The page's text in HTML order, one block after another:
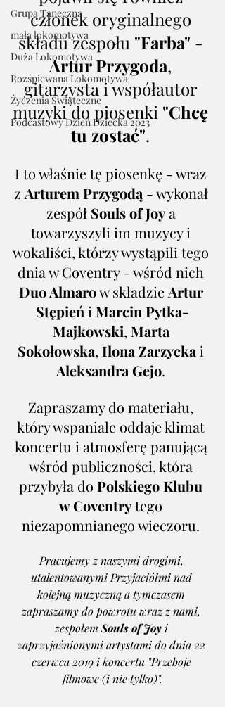
Grupa Taneczna
mała lokomotywa
Duża Lokomotywa
Rozśpiewana Lokomotywa
Życzenia Świąteczne
Podcastowy Dzień Dziecka 2023
członek oryginalnego
składu zespołu "Farba" -
Artur Przygoda,
gitarzysta i współautor
muzyki do piosenki "Chcę
tu zostać".
I to właśnie tę piosenkę - wraz
z Arturem Przygodą - wykonał
zespół Souls of Joy a
towarzyszyli im muzycy i
wokaliści, którzy wystąpili tego
dnia w Coventry - wśród nich
Duo Almaro w składzie Artur
Stępień i Marcin Pytka-
Majkowski, Marta
Sokołowska, Ilona Zarzycka i
Aleksandra Gejo.
Zapraszamy do materiału,
który wspaniale oddaje klimat
koncertu i atmosferę panującą
wśród publiczności, która
przybyła do Polskiego Klubu
w Coventry tego
niezapomnianego wieczoru.
Pracujemy z naszymi drogimi,
utalentowanymi Przyjaciółmi nad
kolejną muzyczną a tymczasem
zapraszamy do powrotu wraz z nami,
zespołem Souls of Joy i
zaprzyjaźnionymi artystami do dnia 22
czerwca 2019 i koncertu "Przeboje
filmowe (i nie tylko)".